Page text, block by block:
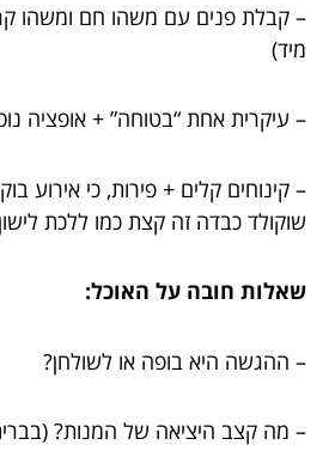
– קבלת פנים עם משהו חם ומשהו
מיד)
– עיקרית אחת “בטוחה” + אופציה
– קינוחים קלים + פירות, כי אירוע
שוקולד כבדה זה קצת כמו ללכת
שאלות חובה על האוכל:
– ההגשה היא בופה או לשולחן?
– מה קצב היציאה של המנות?